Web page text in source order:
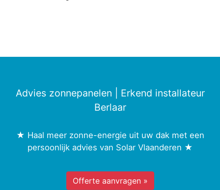
Advies zonnepanelen | Erkend installateur
Berlaar
★ Haal meer zonne-energie uit uw dak met een
persoonlijk advies van Solar Vlaanderen ★
Offerte aanvragen »